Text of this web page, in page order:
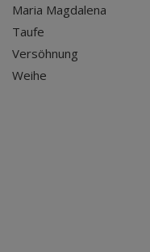
Maria Magdalena
Taufe
Versöhnung
Weihe